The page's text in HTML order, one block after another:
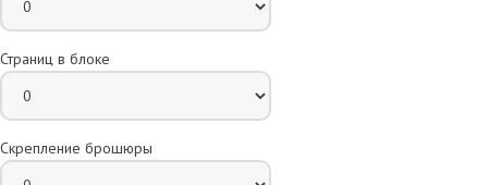
Страниц в блоке
Скрепление брошюры